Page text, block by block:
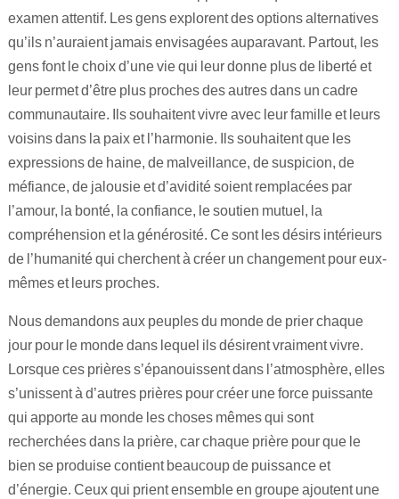
examen attentif. Les gens explorent des options alternatives
qu’ils n’auraient jamais envisagées auparavant. Partout, les
gens font le choix d’une vie qui leur donne plus de liberté et
leur permet d’être plus proches des autres dans un cadre
communautaire. Ils souhaitent vivre avec leur famille et leurs
voisins dans la paix et l’harmonie. Ils souhaitent que les
expressions de haine, de malveillance, de suspicion, de
méfiance, de jalousie et d’avidité soient remplacées par
l’amour, la bonté, la confiance, le soutien mutuel, la
compréhension et la générosité. Ce sont les désirs intérieurs
de l’humanité qui cherchent à créer un changement pour eux-
mêmes et leurs proches.
Nous demandons aux peuples du monde de prier chaque
jour pour le monde dans lequel ils désirent vraiment vivre.
Lorsque ces prières s’épanouissent dans l’atmosphère, elles
s’unissent à d’autres prières pour créer une force puissante
qui apporte au monde les choses mêmes qui sont
recherchées dans la prière, car chaque prière pour que le
bien se produise contient beaucoup de puissance et
d’énergie. Ceux qui prient ensemble en groupe ajoutent une